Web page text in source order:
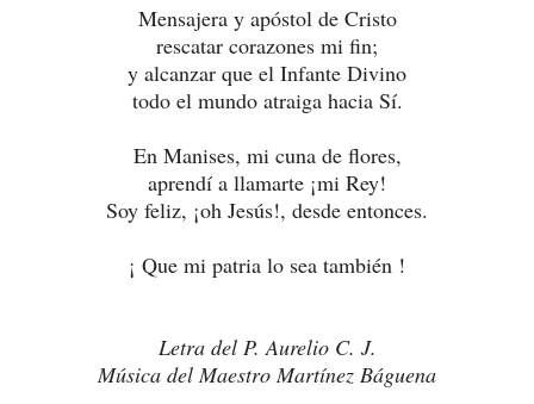
Mensajera y apóstol de Cristo
rescatar corazones mi fin;
y alcanzar que el Infante Divino
todo el mundo atraiga hacia Sí.
En Manises, mi cuna de flores,
aprendí a llamarte ¡mi Rey!
Soy feliz, ¡oh Jesús!, desde entonces.
¡ Que mi patria lo sea también !
Letra del P. Aurelio C. J.
Música del Maestro Martínez Báguena